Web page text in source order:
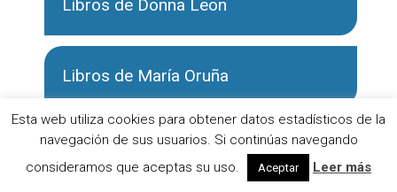
Libros de Donna Leon
Libros de María Oruña
Libros de Matilde Asensi
Esta web utiliza cookies para obtener datos estadísticos de la
navegación de sus usuarios. Si continúas navegando
consideramos que aceptas su uso.
Aceptar Leer más